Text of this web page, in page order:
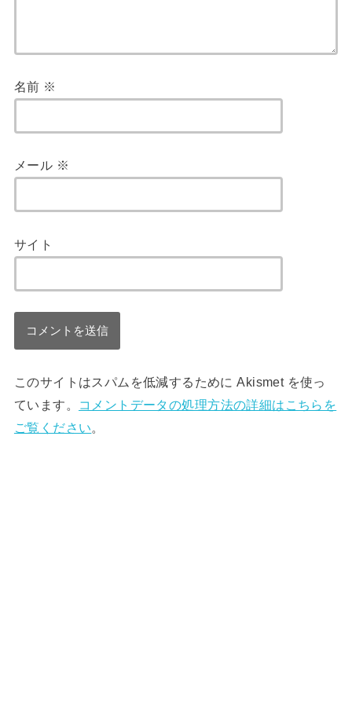
名前 ※
メール ※
サイト
このサイトはスパムを低減するために Akismet を使っ
ています。
コメントデータの処理方法の詳細はこちらを
ご覧ください。